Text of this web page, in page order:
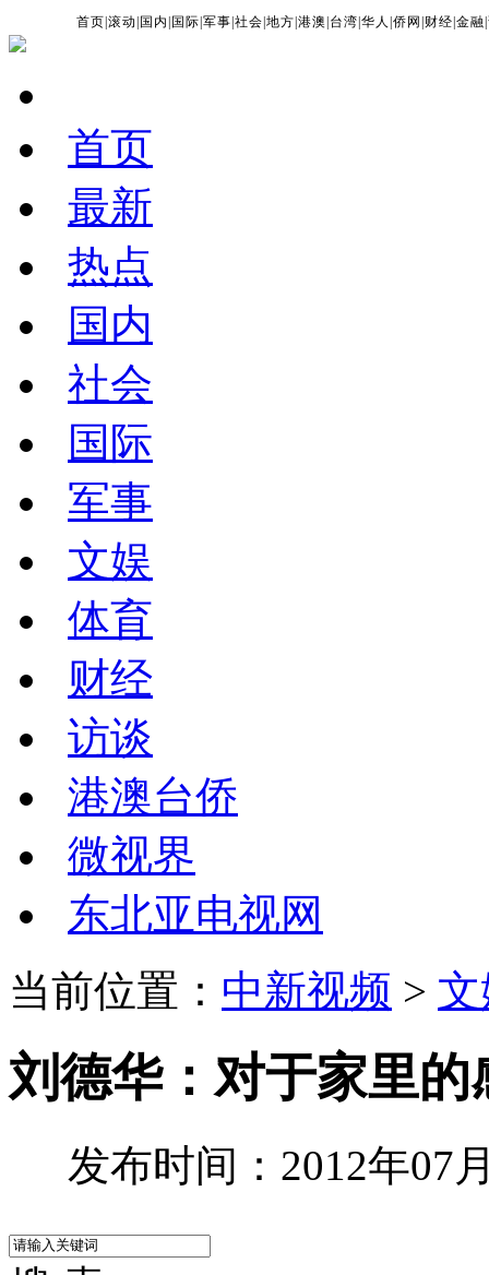
首页 |滚动 国内 国际 |军事 |社会 |地方 |港澳 台湾 |华人 |侨网 财经 |金融 |
首页
最新
热点
国内
社会
国际
军事
文娱
体育
财经
访谈
港澳台侨
微视界
东北亚电视网
当前位置： 中新视频 >
刘德华：对于家里的
发布时间：2012年07